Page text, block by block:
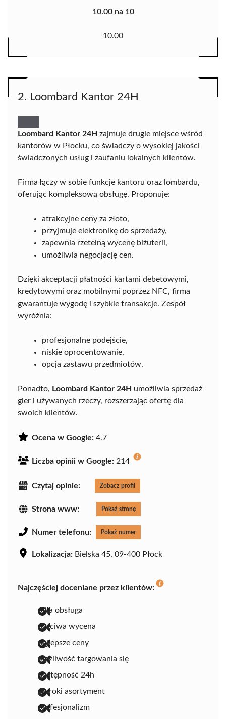
10.00 na 10
10.00
2. Loombard Kantor 24H
Loombard Kantor 24H zajmuje drugie miejsce wśród
kantorów w Płocku, co świadczy o wysokiej jakości
świadczonych usług i zaufaniu lokalnych klientów.
Firma łączy w sobie funkcje kantoru oraz lombardu,
oferując kompleksową obsługę. Proponuje:
atrakcyjne ceny za złoto,
przyjmuje elektronikę do sprzedaży,
zapewnia rzetelną wycenę biżuterii,
umożliwia negocjację cen.
Dzięki akceptacji płatności kartami debetowymi,
kredytowymi oraz mobilnymi poprzez NFC, firma
gwarantuje wygodę i szybkie transakcje. Zespół
wyróżnia:
profesjonalne podejście,
niskie oprocentowanie,
opcja zastawu przedmiotów.
Ponadto, Loombard Kantor 24H umożliwia sprzedaż
gier i używanych rzeczy, rozszerzając ofertę dla
swoich klientów.
Ocena w Google: 4.7
Liczba opinii w Google: 214
Czytaj opinie: Zobacz profil
Strona www: Pokaż stronę
Numer telefonu: Pokaż numer
Lokalizacja: Bielska 45, 09-400 Płock
Najczęściej doceniane przez klientów:
miła obsługa
uczciwa wycena
najlepsze ceny
możliwość targowania się
dostępność 24h
szeroki asortyment
profesjonalizm